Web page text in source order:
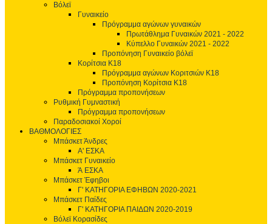
Βόλεϊ
Γυναικείο
Πρόγραμμα αγώνων γυναικών
Πρωτάθλημα Γυναικών 2021 - 2022
Κύπελλο Γυναικών 2021 - 2022
Προπόνηση Γυναικείο βόλεϊ
Κορίτσια Κ18
Πρόγραμμα αγώνων Κοριτσιών Κ18
Προπόνηση Κορίτσια Κ18
Πρόγραμμα προπονήσεων
Ρυθμική Γυμναστική
Πρόγραμμα προπονήσεων
Παραδοσιακοί Χοροί
ΒΑΘΜΟΛΟΓΙΕΣ
Μπάσκετ Άνδρες
Α' ΕΣΚΑ
Μπάσκετ Γυναικείο
Ά ΕΣΚΑ
Μπάσκετ Έφηβοι
Γ' ΚΑΤΗΓΟΡΙΑ ΕΦΗΒΩΝ 2020-2021
Μπάσκετ Παίδες
Γ' ΚΑΤΗΓΟΡΙΑ ΠΑΙΔΩΝ 2020-2019
Βόλεϊ Κορασίδες